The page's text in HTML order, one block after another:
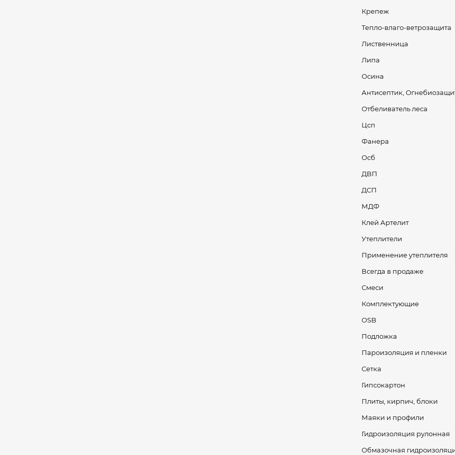
Крепеж
Тепло-влаго-ветрозащита
Лиственница
Липа
Осина
Антисептик,
Отбеливатель леса
Цсп
Фанера
Осб
ДВП
ДСП
МДФ
Клей Артелит
Утеплители
Применение утеплителя
Всегда в продаже
Смеси
Комплектующие
OSB
Подложка
Пароизоляция и пленки
Сетка
Гипсокартон
Плиты, кирпич, блоки
Маяки и профили
Гидроизоляция рулонная
Обмазочная